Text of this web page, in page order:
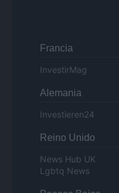
Francia
InvestirMag
Alemania
Investieren24
Reino Unido
News Hub UK
Lgbtq News